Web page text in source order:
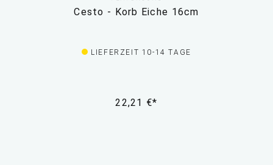
Cesto - Korb Eiche 16cm
LIEFERZEIT 10-14 TAGE
22,21 €*